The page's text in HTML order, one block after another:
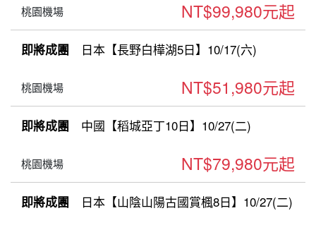
桃園機場 NT$99,980元起
即將成團 日本【長野白樺湖5日】10/17(六)
桃園機場 NT$51,980元起
即將成團 中國【稻城亞丁10日】10/27(二)
桃園機場 NT$79,980元起
即將成團 日本【山陰山陽古國賞楓8日】10/27(二)